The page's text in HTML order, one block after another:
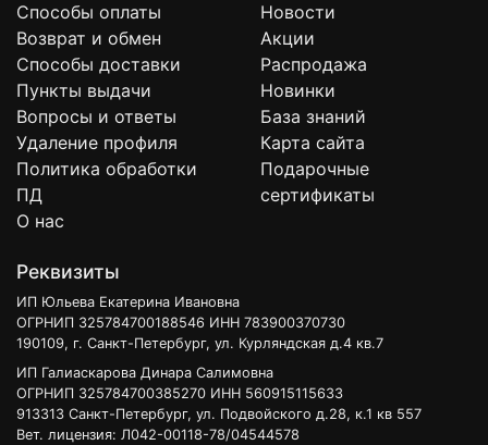
Способы оплаты
Возврат и обмен
Способы доставки
Пункты выдачи
Вопросы и ответы
Удаление профиля
Политика обработки
ПД
О нас
Новости
Акции
Распродажа
Новинки
База знаний
Карта сайта
Подарочные
сертификаты
Реквизиты
ИП Юльева Екатерина Ивановна
ОГРНИП 325784700188546 ИНН 783900370730
190109, г. Санкт-Петербург, ул. Курляндская д.4 кв.7
ИП Галиаскарова Динара Салимовна
ОГРНИП 325784700385270 ИНН 560915115633
913313 Санкт-Петербург, ул. Подвойского д.28, к.1 кв 557
Вет. лицензия: Л042-00118-78/04544578